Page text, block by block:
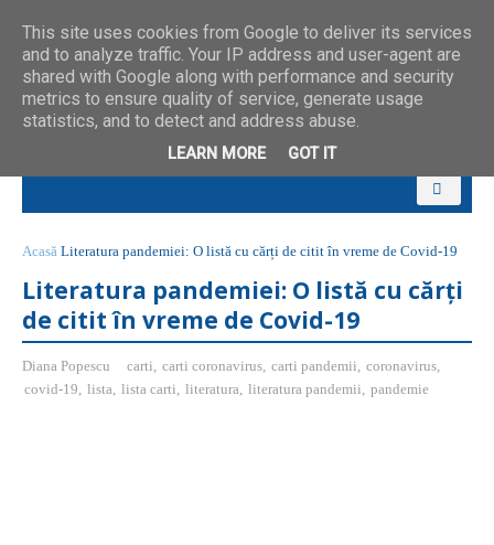
Acasă Literatura pandemiei: O listă cu cărți de citit în vreme de Covid-19
Literatura pandemiei: O listă cu cărți
de citit în vreme de Covid-19
Diana Popescu carti, carti coronavirus, carti pandemii, coronavirus,
covid-19, lista, lista carti, literatura, literatura pandemii, pandemie
This site uses cookies from Google to deliver its services
and to analyze traffic. Your IP address and user-agent are
shared with Google along with performance and security
metrics to ensure quality of service, generate usage
statistics, and to detect and address abuse.
LEARN MORE GOT IT